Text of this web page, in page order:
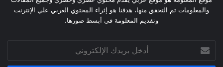
والمعلومات تم التحقق منها، هدفنا هو إثراء المحتوي العربي علي الإنترنت
وتقديم المعلومة في أبسط صورها.
بريدك
الإلكتروني